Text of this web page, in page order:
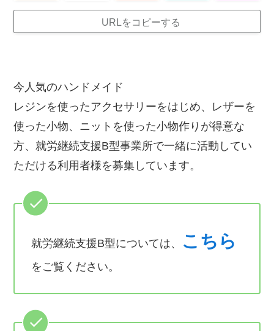
URLをコピーする
今人気のハンドメイド
レジンを使ったアクセサリーをはじめ、レザーを
使った小物、ニットを使った小物作りが得意な
方、就労継続支援B型事業所で一緒に活動してい
ただける利用者様を募集しています。
就労継続支援B型については、 こちら
をご覧ください。